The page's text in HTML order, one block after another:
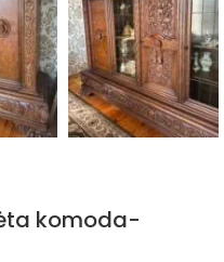
komoda-